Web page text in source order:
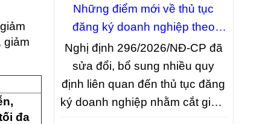
giảm
đa
Những điểm mới về thủ tục
đăng ký doanh nghiệp theo
Nghị định 296/2026/NĐ-CP
Nghị định 296/2026/NĐ-CP đã
sửa đổi, bổ sung nhiều quy
định liên quan đến thủ tục đăng
ký doanh nghiệp nhằm cắt giảm